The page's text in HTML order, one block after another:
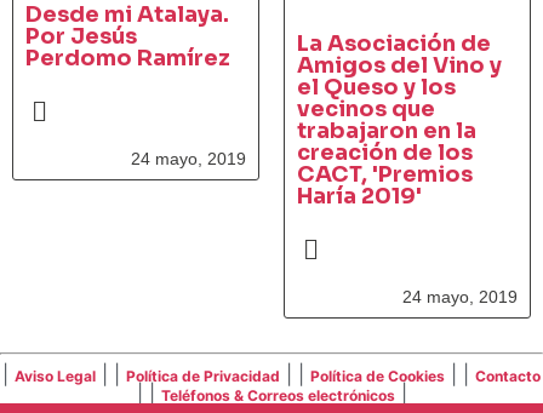
Desde mi Atalaya.
Por Jesús
Perdomo Ramírez
24 mayo, 2019
La Asociación de
Amigos del Vino y
el Queso y los
vecinos que
trabajaron en la
creación de los
CACT, 'Premios
Haría 2019'
24 mayo, 2019
Aviso Legal Política de Privacidad Política de Cookies Contacto
Teléfonos & Correos electrónicos|